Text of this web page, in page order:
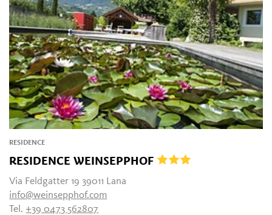
RESIDENCE
RESIDENCE WEINSEPPHOF
Via Feldgatter 19 39011 Lana
info@weinsepphof.com
Tel.+39 0473 562807